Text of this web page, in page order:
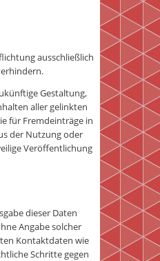
ausschließlich
Gestaltung,
aller gelinkten
für Fremdeinträge in
der Nutzung oder
Veröffentlichung
dieser Daten
Angabe solcher
Kontaktdaten wie
Schritte gegen